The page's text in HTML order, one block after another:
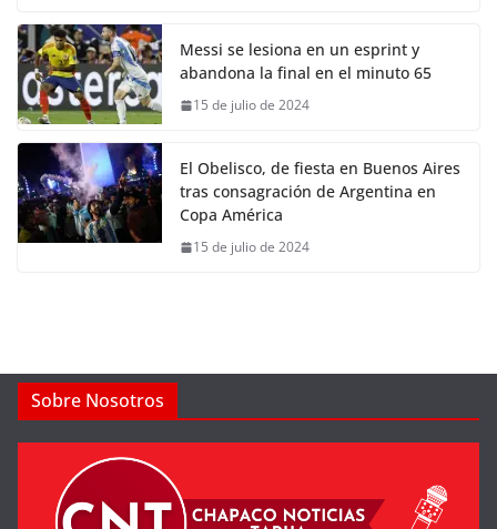
Messi se lesiona en un esprint y
abandona la final en el minuto 65
15 de julio de 2024
El Obelisco, de fiesta en Buenos Aires
tras consagración de Argentina en
Copa América
15 de julio de 2024
Sobre Nosotros